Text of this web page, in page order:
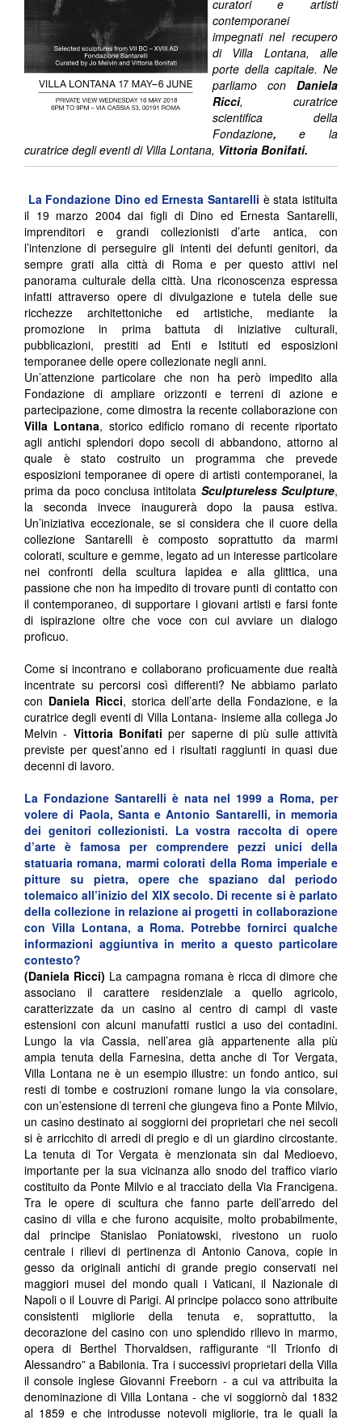
curatori e artisti
contemporanei
impegnati nel recupero
di Villa Lontana, alle
porte della capitale. Ne
parliamo con Daniela
Ricci, curatrice
scientifica della
Fondazione,e la
curatrice degli eventi di Villa Lontana, Vittoria Bonifati.
La Fondazione Dino ed Ernesta Santarelli è stata istituita
il 19 marzo 2004 dai figli di Dino ed Ernesta Santarelli,
imprenditori e grandi collezionisti d’arte antica, con
l’intenzione di perseguire gli intenti dei defunti genitori, da
sempre grati alla città di Roma e per questo attivi nel
panorama culturale della città. Una riconoscenza espressa
infatti attraverso opere di divulgazione e tutela delle sue
ricchezze architettoniche ed artistiche, mediante la
promozione in prima battuta di iniziative culturali,
pubblicazioni, prestiti ad Enti e Istituti ed esposizioni
temporanee delle opere collezionate negli anni.
Un’attenzione particolare che non ha però impedito alla
Fondazione di ampliare orizzonti e terreni di azione e
partecipazione, come dimostra la recente collaborazione con
Villa Lontana, storico edificio romano di recente riportato
agli antichi splendori dopo secoli di abbandono, attorno al
quale è stato costruito un programma che prevede
esposizioni temporanee di opere di artisti contemporanei, la
prima da poco conclusa intitolata Sculptureless Sculpture,
la seconda invece inaugurerà dopo la pausa estiva.
Un’iniziativa eccezionale, se si considera che il cuore della
collezione Santarelli è composto soprattutto da marmi
colorati, sculture e gemme, legato ad un interesse particolare
nei confronti della scultura lapidea e alla glittica, una
passione che non ha impedito di trovare punti di contatto con
il contemporaneo, di supportare i giovani artisti e farsi fonte
di ispirazione oltre che voce con cui avviare un dialogo
proficuo.
Come si incontrano e collaborano proficuamente due realtà
incentrate su percorsi così differenti? Ne abbiamo parlato
con Daniela Ricci, storica dell’arte della Fondazione, e la
curatrice degli eventi di Villa Lontana- insieme alla collega Jo
Melvin - Vittoria Bonifati per saperne di più sulle attività
previste per quest’anno ed i risultati raggiunti in quasi due
decenni di lavoro.
La Fondazione Santarelli è nata nel 1999 a Roma, per
volere di Paola, Santa e Antonio Santarelli, in memoria
dei genitori collezionisti. La vostra raccolta di opere
d’arte è famosa per comprendere pezzi unici della
statuaria romana, marmi colorati della Roma imperiale e
pitture su pietra, opere che spaziano dal periodo
tolemaico all’inizio del XIX secolo. Di recente si è parlato
della collezione in relazione ai progetti in collaborazione
con Villa Lontana, a Roma. Potrebbe fornirci qualche
informazioni aggiuntiva in merito a questo particolare
contesto?
(Daniela Ricci) La campagna romana è ricca di dimore che
associano il carattere residenziale a quello agricolo,
caratterizzate da un casino al centro di campi di vaste
estensioni con alcuni manufatti rustici a uso dei contadini.
Lungo la via Cassia, nell’area già appartenente alla più
ampia tenuta della Farnesina, detta anche di Tor Vergata,
Villa Lontana ne è un esempio illustre: un fondo antico, sui
resti di tombe e costruzioni romane lungo la via consolare,
con un’estensione di terreni che giungeva fino a Ponte Milvio,
un casino destinato ai soggiorni dei proprietari che nei secoli
si è arricchito di arredi di pregio e di un giardino circostante.
La tenuta di Tor Vergata è menzionata sin dal Medioevo,
importante per la sua vicinanza allo snodo del traffico viario
costituito da Ponte Milvio e al tracciato della Via Francigena.
Tra le opere di scultura che fanno parte dell’arredo del
casino di villa e che furono acquisite, molto probabilmente,
dal principe Stanislao Poniatowski, rivestono un ruolo
centrale i rilievi di pertinenza di Antonio Canova, copie in
gesso da originali antichi di grande pregio conservati nei
maggiori musei del mondo quali i Vaticani, il Nazionale di
Napoli o il Louvre di Parigi. Al principe polacco sono attribuite
consistenti migliorie della tenuta e, soprattutto, la
decorazione del casino con uno splendido rilievo in marmo,
opera di Berthel Thorvaldsen, raffigurante “Il Trionfo di
Alessandro” a Babilonia. Tra i successivi proprietari della Villa
il console inglese Giovanni Freeborn - a cui va attribuita la
denominazione di Villa Lontana - che vi soggiornò dal 1832
al 1859 e che introdusse notevoli migliorie, tra le quali la